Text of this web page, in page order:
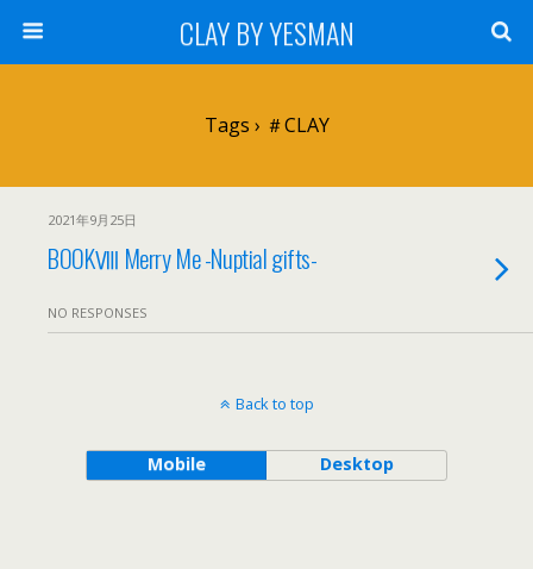
CLAY BY YESMAN
Tags › ＃CLAY
2021年9月25日
BOOKⅧ Merry Me -Nuptial gifts-
NO RESPONSES
Back to top
Mobile Desktop